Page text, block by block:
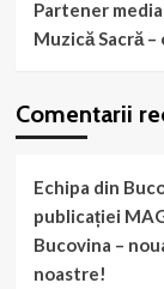
Partener
Muzică Sacră –
Comentarii
Echipa din
publicației
Bucovina –
noastre!